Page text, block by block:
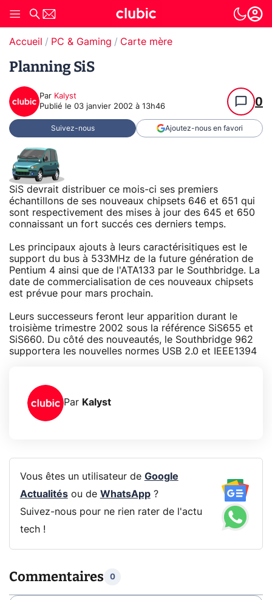
Accueil PC & Gaming Carte mère
Planning SiS
Par Kalyst
Publié le 03 janvier 2002 à 13h46 0
Suivez-nous Ajoutez-nous en favori
SiS devrait distribuer ce mois-ci ses premiers
échantillons de ses nouveaux chipsets 646 et 651 qui
sont respectivement des mises à jour des 645 et 650
connaissant un fort succés ces derniers temps.
Les principaux ajouts à leurs caractérisitiques est le
support du bus à 533MHz de la future génération de
Pentium 4 ainsi que de l'ATA133 par le Southbridge. La
date de commercialisation de ces nouveaux chipsets
est prévue pour mars prochain.
Leurs successeurs feront leur apparition durant le
troisième trimestre 2002 sous la référence SiS655 et
SiS660. Du côté des nouveautés, le Southbridge 962
supportera les nouvelles normes USB 2.0 et IEEE1394
Par Kalyst
Vous êtes un utilisateur de Google
Actualitésou de WhatsApp?
Suivez-nous pour ne rien rater de l'actu
tech !
Commentaires 0